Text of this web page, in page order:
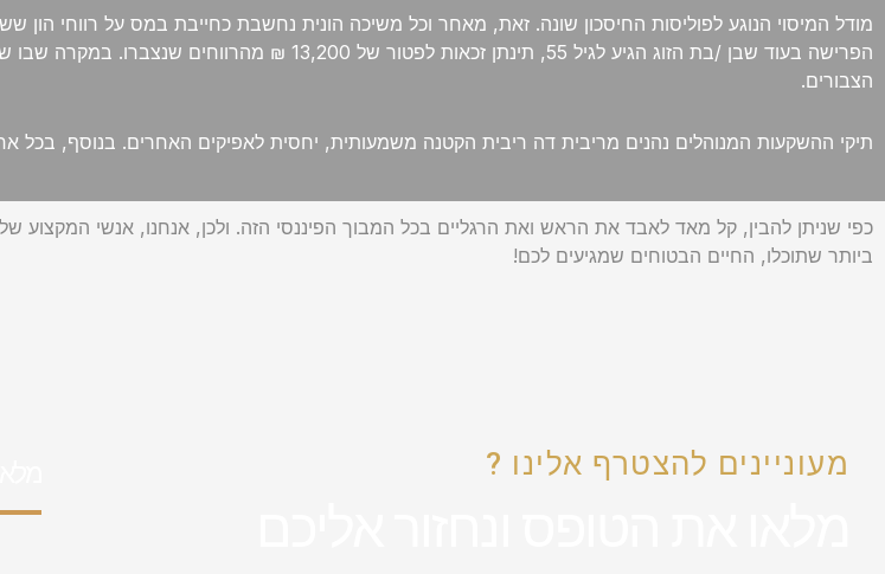
הצבורים.
תיקי ההשקעות המנוהלים נהנים מריבית דה ריבית הקטנה משמעותית, יחסית לאפיקים האחרים. בנוסף, בכל אחזקה
ביותר שתוכלו, החיים הבטוחים שמגיעים לכם!
מעוניינים להצטרף אלינו ?